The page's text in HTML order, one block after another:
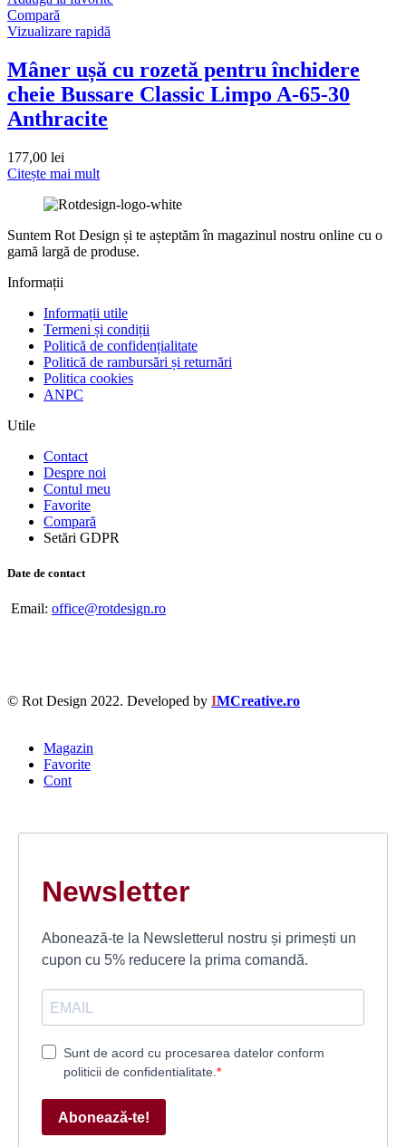
Compară
Vizualizare rapidă
Mâner ușă cu rozetă pentru închidere
cheie Bussare Classic Limpo A-65-30
Anthracite
177,00 lei
Citește mai mult
Suntem Rot Design și te așteptăm în magazinul nostru online cu o
gamă largă de produse.
Informații
Informații utile
Termeni și condiții
Politică de confidențialitate
Politică de rambursări și returnări
Politica cookies
ANPC
Utile
Contact
Despre noi
Contul meu
Favorite
Compară
Setări GDPR
Date de contact
Email: office@rotdesign.ro
© Rot Design 2022. Developed by IMCreative.ro
Magazin
Favorite
Cont
Newsletter
Abonează-te la Newsletterul nostru și primești un
cupon cu 5% reducere la prima comandă.
Sunt de acord cu procesarea datelor conform
politicii de confidentialitate.
Abonează-te!